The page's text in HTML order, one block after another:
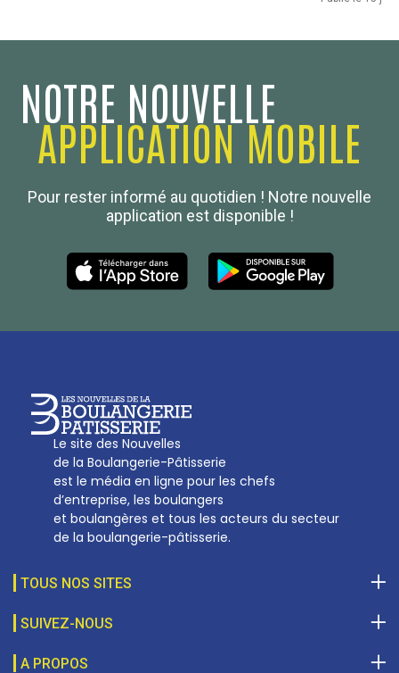
NOTRE NOUVELLE
APPLICATION MOBILE
Pour rester informé au quotidien ! Notre nouvelle
application est disponible !
Le site des Nouvelles
de la Boulangerie-Pâtisserie
est le média en ligne pour les chefs
d’entreprise, les boulangers
et boulangères et tous les acteurs du secteur
de la boulangerie-pâtisserie.
TOUS NOS SITES
Boulanger de France
SUIVEZ-NOUS
A PROPOS
Les Nouvelles de la Boulangerie-Pâtisserie Française
27, av d’Eylau - 75782 Paris Cédex 16
01 53 70 16 25